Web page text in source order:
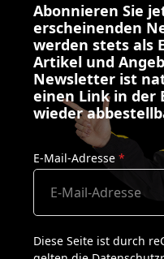
Abonnieren Sie
erscheinenden
werden stets als
Artikel und
Newsletter ist
einen Link in der
wieder
E-Mail-Adresse *
Diese Seite ist durch